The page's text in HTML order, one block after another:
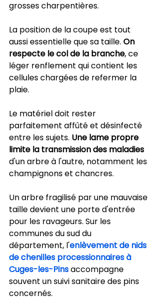
grosses charpentières.
La position de la coupe est tout
aussi essentielle que sa taille. On
respecte le col de la branche, ce
léger renflement qui contient les
cellules chargées de refermer la
plaie.
Le matériel doit rester
parfaitement affûté et désinfecté
entre les sujets. Une lame propre
limite la transmission des maladies
d'un arbre à l'autre, notamment les
champignons et chancres.
Un arbre fragilisé par une mauvaise
taille devient une porte d'entrée
pour les ravageurs. Sur les
communes du sud du
département, l'enlèvement de nids
de chenilles processionnaires à
Cuges-les-Pins accompagne
souvent un suivi sanitaire des pins
concernés.